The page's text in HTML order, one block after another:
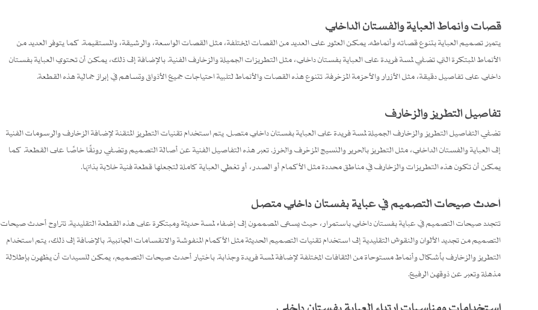
قصات وأنماط العباية والفستان الداخلي
يتميز تصميم العباية بتنوع قصاته وأنماطه. يمكن العثور على العديد من القصات المختلفة، مثل القصات الواسعة، والرشيقة، والمستقيمة. كما يتوفر العديد من
الأنماط المبتكرة التي تضفي لمسة فريدة على العباية بفستان داخلي، مثل التطريزات الجميلة والزخارف الفنية. بالإضافة إلى ذلك، يمكن أن تحتوي العباية بفستان
داخلي على تفاصيل دقيقة، مثل الأزرار والأحزمة المزخرفة. تتنوع هذه القصات والأنماط لتلبية احتياجات جميع الأذواق وتساهم في إبراز جمالية هذه القطعة.
تفاصيل التطريز والزخارف
تضفي التفاصيل التطريز والزخارف الجميلة لمسة فريدة على العباية بفستان داخلي متصل. يتم استخدام تقنيات التطريز المتقنة لإضافة الزخارف والرسومات الفنية
إلى العباية والفستان الداخلي، مثل التطريز بالحرير والنسيج المزخرف والخرز. تعبر هذه التفاصيل الفنية عن أصالة التصميم وتضفي رونقًا خاصًا على القطعة. كما
يمكن أن تكون هذه التطريزات والزخارف في مناطق محددة مثل الأكمام أو الصدر، أو تغطي العباية كاملة لتجعلها قطعة فنية خلابة بذاتها.
أحدث صيحات التصميم في عباية بفستان داخلي متصل
تتجدد صيحات التصميم في عباية بفستان داخلي باستمرار، حيث يسعى المصممون إلى إضفاء لمسة حديثة ومبتكرة على هذه القطعة التقليدية. تتراوح أحدث صيحات
التصميم من تجديد الألوان والنقوش التقليدية إلى استخدام تقنيات التصميم الحديثة مثل الأكمام المنفوشة والانقسامات الجانبية. بالإضافة إلى ذلك، يتم استخدام
التطريز والزخارف بأشكال وأنماط مستوحاة من الثقافات المختلفة لإضافة لمسة فريدة وجذابة. باختيار أحدث صيحات التصميم، يمكن للسيدات أن يظهرن بإطلالة
مذهلة وتعبر عن ذوقهن الرفيع.